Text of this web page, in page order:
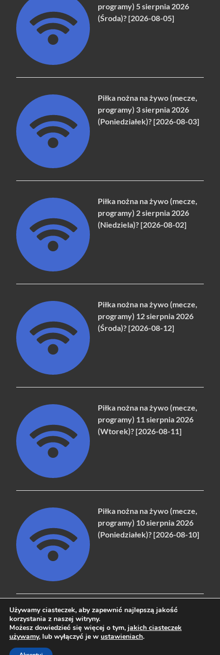
programy) 5 sierpnia 2026
(Środa)? [2026-08-05]
Piłka nożna na żywo (mecze,
programy) 3 sierpnia 2026
(Poniedziałek)? [2026-08-03]
Piłka nożna na żywo (mecze,
programy) 2 sierpnia 2026
(Niedziela)? [2026-08-02]
Piłka nożna na żywo (mecze,
programy) 12 sierpnia 2026
(Środa)? [2026-08-12]
Piłka nożna na żywo (mecze,
programy) 11 sierpnia 2026
(Wtorek)? [2026-08-11]
Piłka nożna na żywo (mecze,
programy) 10 sierpnia 2026
(Poniedziałek)? [2026-08-10]
Copyright © 2026naziemna.info - Telewizja cyfrowa, Radio,
Używamy ciasteczek, aby zapewnić najlepszą jakość
korzystania z naszej witryny.
Możesz dowiedzieć się więcej o tym, jakich ciasteczek
używamy, lub wyłączyć je w ustawieniach.